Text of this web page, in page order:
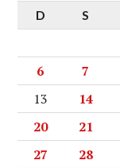
D
S
6
7
13
14
20
21
27
28